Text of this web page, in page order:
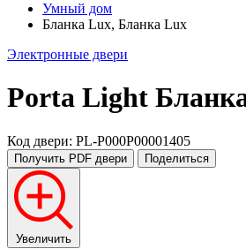
Умный дом
Бланка Lux, Бланка Lux
Электронные двери
Porta Light
Код двери: PL-P000P00001405
Получить PDF двери Поделиться
Увеличить